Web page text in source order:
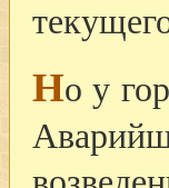
Но у